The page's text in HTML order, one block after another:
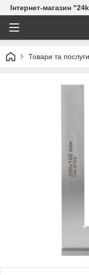
Інтернет-магазин
Товари та послуги